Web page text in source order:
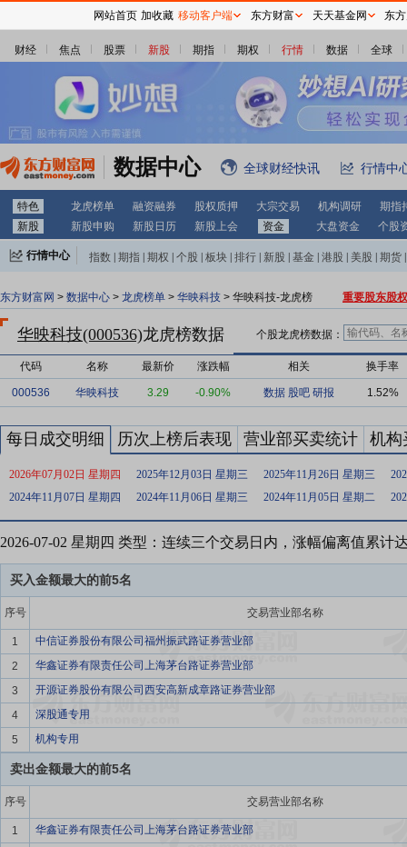
财经 焦点 股票 新股 期指 期权 行情 数据 全球
数据中心 全球财经快讯 行情中
特色 龙虎榜单 融资融券 股权质押 大宗交易 机构调研
期指
新股
新股申购 新股日历 新股上会 资金 大盘资金 个股
行情中心 指数 期指 期权 个股 板块 排行 新股 基金 港股 美股 期货
东方财富网 > 数据中心 > 龙虎榜单 > 华映科技 > 华映科技-龙虎榜 重要股东股
华映科技(000536)龙虎榜数据 个股龙虎榜数据：
代码 名称 最新价 涨跌幅 相关 换手率
000536 华映科技 3.29 -0.90% 数据 股吧 研报 1.52%
每日成交明细 历次上榜后表现 营业部买卖统计 机构
2026年07月02日 星期四 2025年12月03日 星期三 2025年11月26日 星期三
2024年11月07日 星期四
2024年11月06日 星期三 2024年11月05日 星期二
2026-07-02 星期四 类型：连续三个交易日内，涨幅偏离值累计
买入金额最大的前5名
序号 交易营业部名称
1
中信证券股份有限公司福州振武路证券营业部
2
华鑫证券有限责任公司上海茅台路证券营业部
3
开源证券股份有限公司西安高新成章路证券营业部
4
深股通专用
5
机构专用
卖出金额最大的前5名
序号 交易营业部名称
1
华鑫证券有限责任公司上海茅台路证券营业部
网站首页 加收藏 移动客户端 东方财富 天天基金网 东